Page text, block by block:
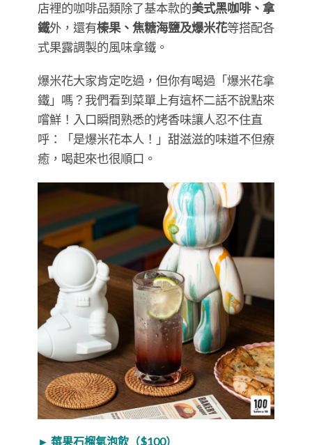
店裡的咖啡品類除了基本款的美式黑咖啡、拿
鐵外，還有榛果、焦糖海鹽及爆米花等搭配各
式果露調製的風味拿鐵。
爆米花大家肯定吃過，但你有喝過「爆米花拿
鐵」嗎？我們看到菜單上有這杯二話不說點來
嚐鮮！入口瞬間熟悉的烤香味讓人忍不住直
呼：「是爆米花本人！」甜滋滋的味道不但療
癒，喝起來也很順口。
► 莓果石榴氣泡飲（$100）